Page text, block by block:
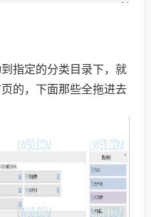
指定的分类目录下，就
的，下面那些全拖进去